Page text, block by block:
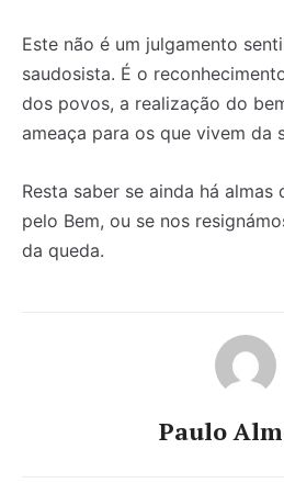
Este não é um julgamento
saudosista. É o
dos povos, a realização do
ameaça para os que vivem da
Resta saber se ainda há
pelo Bem, ou se nos
da queda.
Paulo